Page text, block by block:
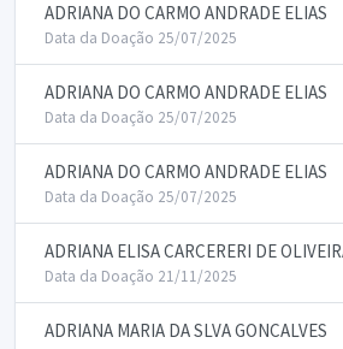
ADRIANA DO CARMO ANDRADE ELIAS
Data da Doação 25/07/2025
ADRIANA DO CARMO ANDRADE ELIAS
Data da Doação 25/07/2025
ADRIANA DO CARMO ANDRADE ELIAS
Data da Doação 25/07/2025
ADRIANA ELISA CARCERERI DE
Data da Doação 21/11/2025
ADRIANA MARIA DA SLVA GONCALVES